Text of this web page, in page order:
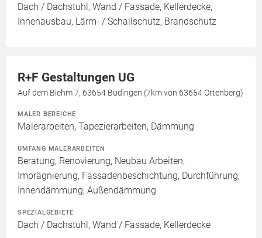
Dach / Dachstuhl, Wand / Fassade, Kellerdecke,
Innenausbau, Lärm- / Schallschutz, Brandschutz
R+F Gestaltungen UG
Auf dem Biehm 7, 63654 Büdingen (7km von 63654 Ortenberg)
MALER BEREICHE
Malerarbeiten, Tapezierarbeiten, Dämmung
UMFANG MALERARBEITEN
Beratung, Renovierung, Neubau Arbeiten,
Imprägnierung, Fassadenbeschichtung, Durchführung,
Innendämmung, Außendämmung
SPEZIALGEBIETE
Dach / Dachstuhl, Wand / Fassade, Kellerdecke